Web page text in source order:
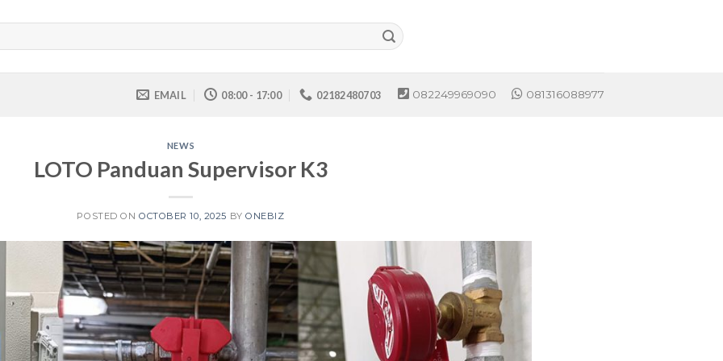
EMAIL 08:00 - 17:00 02182480703 082249969090 081316088977
NEWS
LOTO Panduan Supervisor K3
POSTED ON OCTOBER 10, 2025 BYONEBIZ